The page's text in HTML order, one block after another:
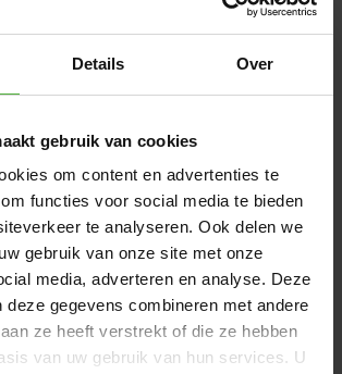
Details Over
gebruik van cookies
om content en advertenties te
functies voor social media te bieden
te analyseren. Ook delen we
gebruik van onze site met onze
media, adverteren en analyse. Deze
deze gegevens combineren met andere
ze heeft verstrekt of die ze hebben
van uw gebruik van hun services. U
BLUE 79
)
gebruiker:90 - 140 cm